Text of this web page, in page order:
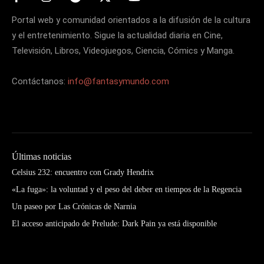
Portal web y comunidad orientados a la difusión de la cultura
y el entretenimiento. Sigue la actualidad diaria en Cine,
Televisión, Libros, Videojuegos, Ciencia, Cómics y Manga.
Contáctanos: info@fantasymundo.com
Últimas noticias
Celsius 232: encuentro con Grady Hendrix
«La fuga»: la voluntad y el peso del deber en tiempos de la Regencia
Un paseo por Las Crónicas de Narnia
El acceso anticipado de Prelude: Dark Pain ya está disponible